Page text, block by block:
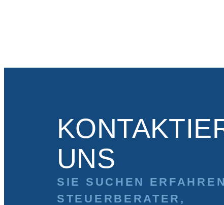
UNS
SIE SUCHEN
STEUERBERATER,